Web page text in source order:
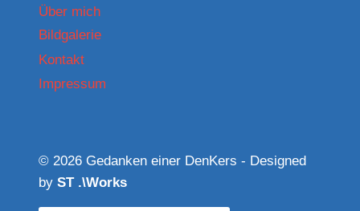
Über mich
Bildgalerie
Kontakt
Impressum
© 2026 Gedanken einer DenKers - Designed
by ST .\Works